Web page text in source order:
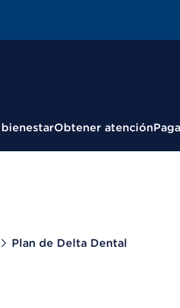
Obtener atención
Plan de Delta Dental